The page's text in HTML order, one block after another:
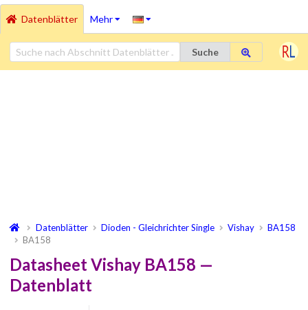
Datenblätter Mehr
Suche
Datenblätter Dioden - Gleichrichter Single Vishay
BA158
BA158
Datasheet Vishay BA158 —
Datenblatt